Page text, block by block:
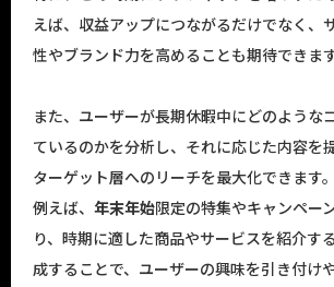
えば、収益アップにつながるだけでなく、
性やブランド力を高めることも期待できます
また、ユーザーが長期休暇中にどのような
ているのかを分析し、それに応じた内容を
ターゲット層へのリーチを最大化できます。
例えば、 年末年始限定の特集やキャンペー
り、時期に適した商品やサービスを紹介す
成することで、ユーザーの興味を引き付け